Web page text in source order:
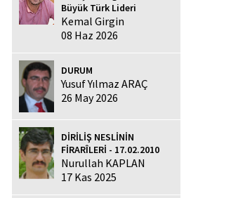
Büyük Türk Lideri
Kemal Girgin
08 Haz 2026
DURUM
Yusuf Yılmaz ARAÇ
26 May 2026
DİRİLİŞ NESLİNİN
FİRARÎLERİ - 17.02.2010
Nurullah KAPLAN
17 Kas 2025